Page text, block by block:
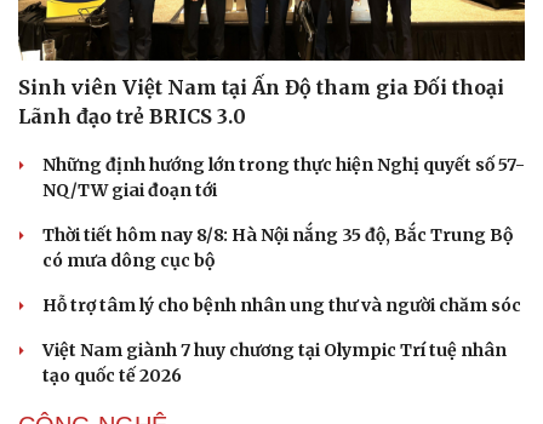
Nam khoa
Làm đẹp - giảm cân
Phòng mạch online
Ăn sạch sống khỏe
Sinh viên Việt Nam tại Ấn Độ tham gia Đối thoại
Lãnh đạo trẻ BRICS 3.0
Những định hướng lớn trong thực hiện Nghị quyết số 57-
NQ/TW giai đoạn tới
Thời tiết hôm nay 8/8: Hà Nội nắng 35 độ, Bắc Trung Bộ
có mưa dông cục bộ
Hỗ trợ tâm lý cho bệnh nhân ung thư và người chăm sóc
Việt Nam giành 7 huy chương tại Olympic Trí tuệ nhân
tạo quốc tế 2026